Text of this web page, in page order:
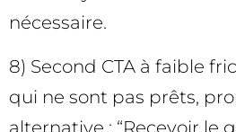
nécessaire.
8) Second CTA à faible
qui ne sont pas prêts,
alternative : “Recevoir le